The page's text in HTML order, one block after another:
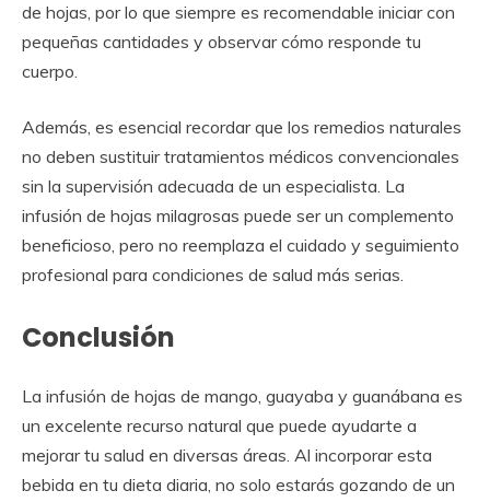
de hojas, por lo que siempre es recomendable iniciar con
pequeñas cantidades y observar cómo responde tu
cuerpo.
Además, es esencial recordar que los remedios naturales
no deben sustituir tratamientos médicos convencionales
sin la supervisión adecuada de un especialista. La
infusión de hojas milagrosas puede ser un complemento
beneficioso, pero no reemplaza el cuidado y seguimiento
profesional para condiciones de salud más serias.
Conclusión
La infusión de hojas de mango, guayaba y guanábana es
un excelente recurso natural que puede ayudarte a
mejorar tu salud en diversas áreas. Al incorporar esta
bebida en tu dieta diaria, no solo estarás gozando de un